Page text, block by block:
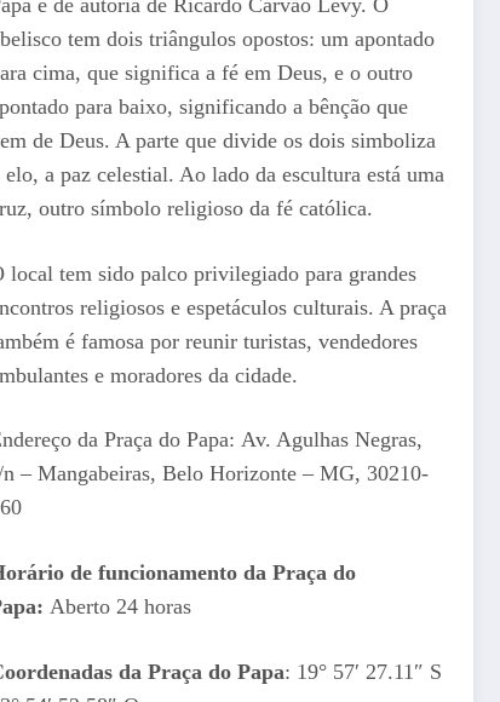
e de autoria de Ricardo Carvão Levy. O
tem dois triângulos opostos: um apontado
cima, que significa a fé em Deus, e o outro
para baixo, significando a bênção que
de Deus. A parte que divide os dois simboliza
elo, a paz celestial. Ao lado da escultura está uma
outro símbolo religioso da fé católica.
local tem sido palco privilegiado para grandes
religiosos e espetáculos culturais. A praça
é famosa por reunir turistas, vendedores
e moradores da cidade.
da Praça do Papa: Av. Agulhas Negras,
n – Mangabeiras, Belo Horizonte – MG, 30210-
de funcionamento da Praça do
Aberto 24 horas
da Praça do Papa: 19° 57′ 27.11″ S